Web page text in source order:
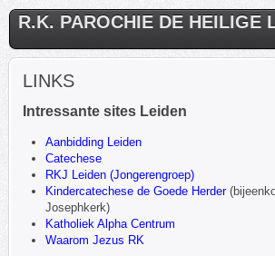
R.K. PAROCHIE DE HEILIGE
LINKS
Intressante sites Leiden
Aanbidding Leiden
Catechese
RKJ Leiden (Jongerengroep)
Kindercatechese de Goede Herder
Josephkerk)
Katholiek Alpha Centrum
Waarom Jezus RK